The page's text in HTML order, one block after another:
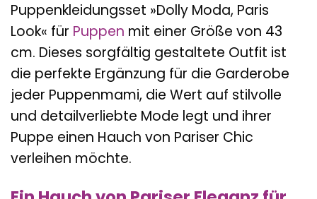
Puppenkleidungsset »Dolly Moda, Paris
Look« für Puppen mit einer Größe von 43
cm. Dieses sorgfältig gestaltete Outfit ist
die perfekte Ergänzung für die Garderobe
jeder Puppenmami, die Wert auf stilvolle
und detailverliebte Mode legt und ihrer
Puppe einen Hauch von Pariser Chic
verleihen möchte.